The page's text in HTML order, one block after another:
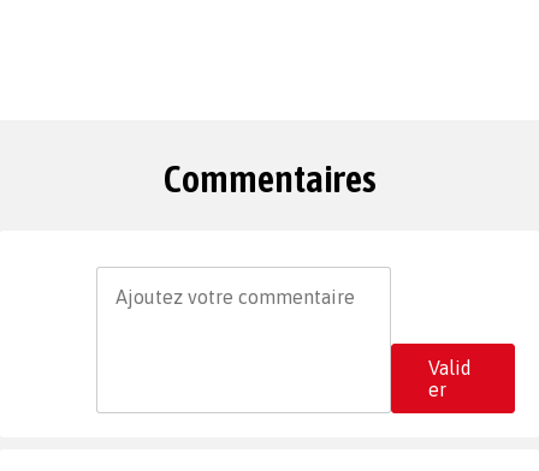
Commentaires
Valid
er